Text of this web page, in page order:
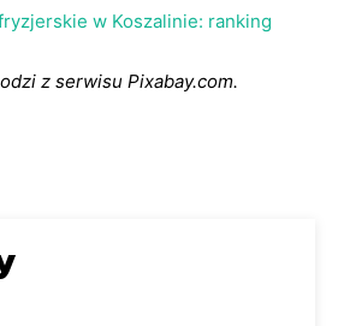
w Koszalinie: ranking
z serwisu Pixabay.com.